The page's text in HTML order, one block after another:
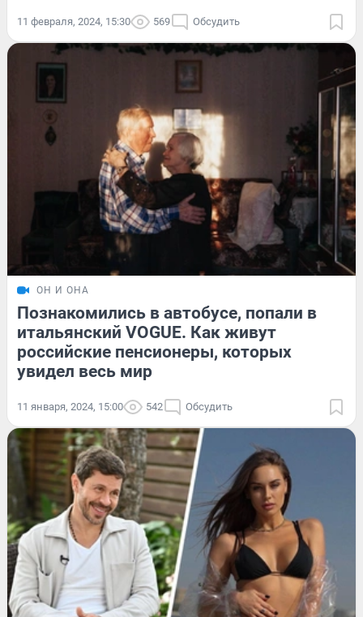
11 февраля, 2024, 15:30 569 Обсудить
ОН И ОНА
Познакомились в автобусе, попали в
итальянский VOGUE. Как живут
российские пенсионеры, которых
увидел весь мир
11 января, 2024, 15:00 542 Обсудить